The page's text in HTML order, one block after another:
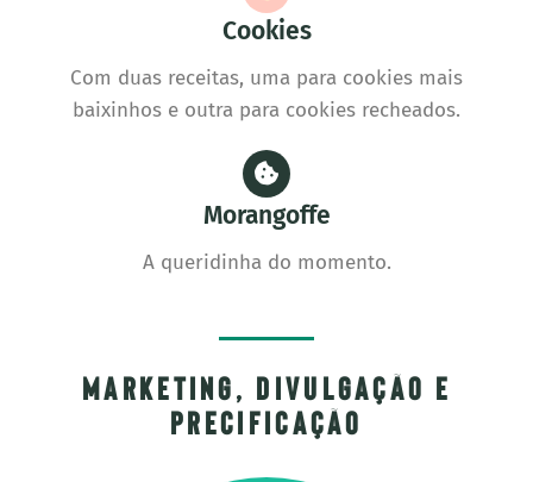
Cookies
Com duas receitas, uma para cookies mais
baixinhos e outra para cookies recheados.
Morangoffe
A queridinha do momento.
MArketing, divulgação e
precificação